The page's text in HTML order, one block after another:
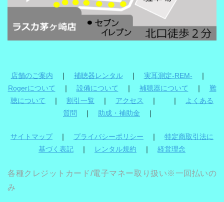
店舗のご案内 ｜ 補聴器レンタル｜ 実耳測定-REM- ｜
Rogerについて ｜ 設備について ｜ 補聴器について ｜ 難
聴について
｜ 割引一覧 ｜ アクセス ｜ ｜
よくある
質問
｜ 助成・補助金 ｜
サイトマップ｜ プライバシーポリシー ｜ 特定商取引法に
基づく表記 ｜ レンタル規約 ｜ 経営理念
各種クレジットカード/電子マネー取り扱い※一回払いの
み